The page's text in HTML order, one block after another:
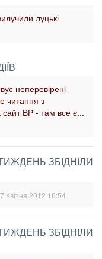
луцькі
неперевірені
читання з
сайт ВР - там все є...
ЗБІДНІЛИ
7 Квітня 2012 16:54
ЗБІДНІЛИ